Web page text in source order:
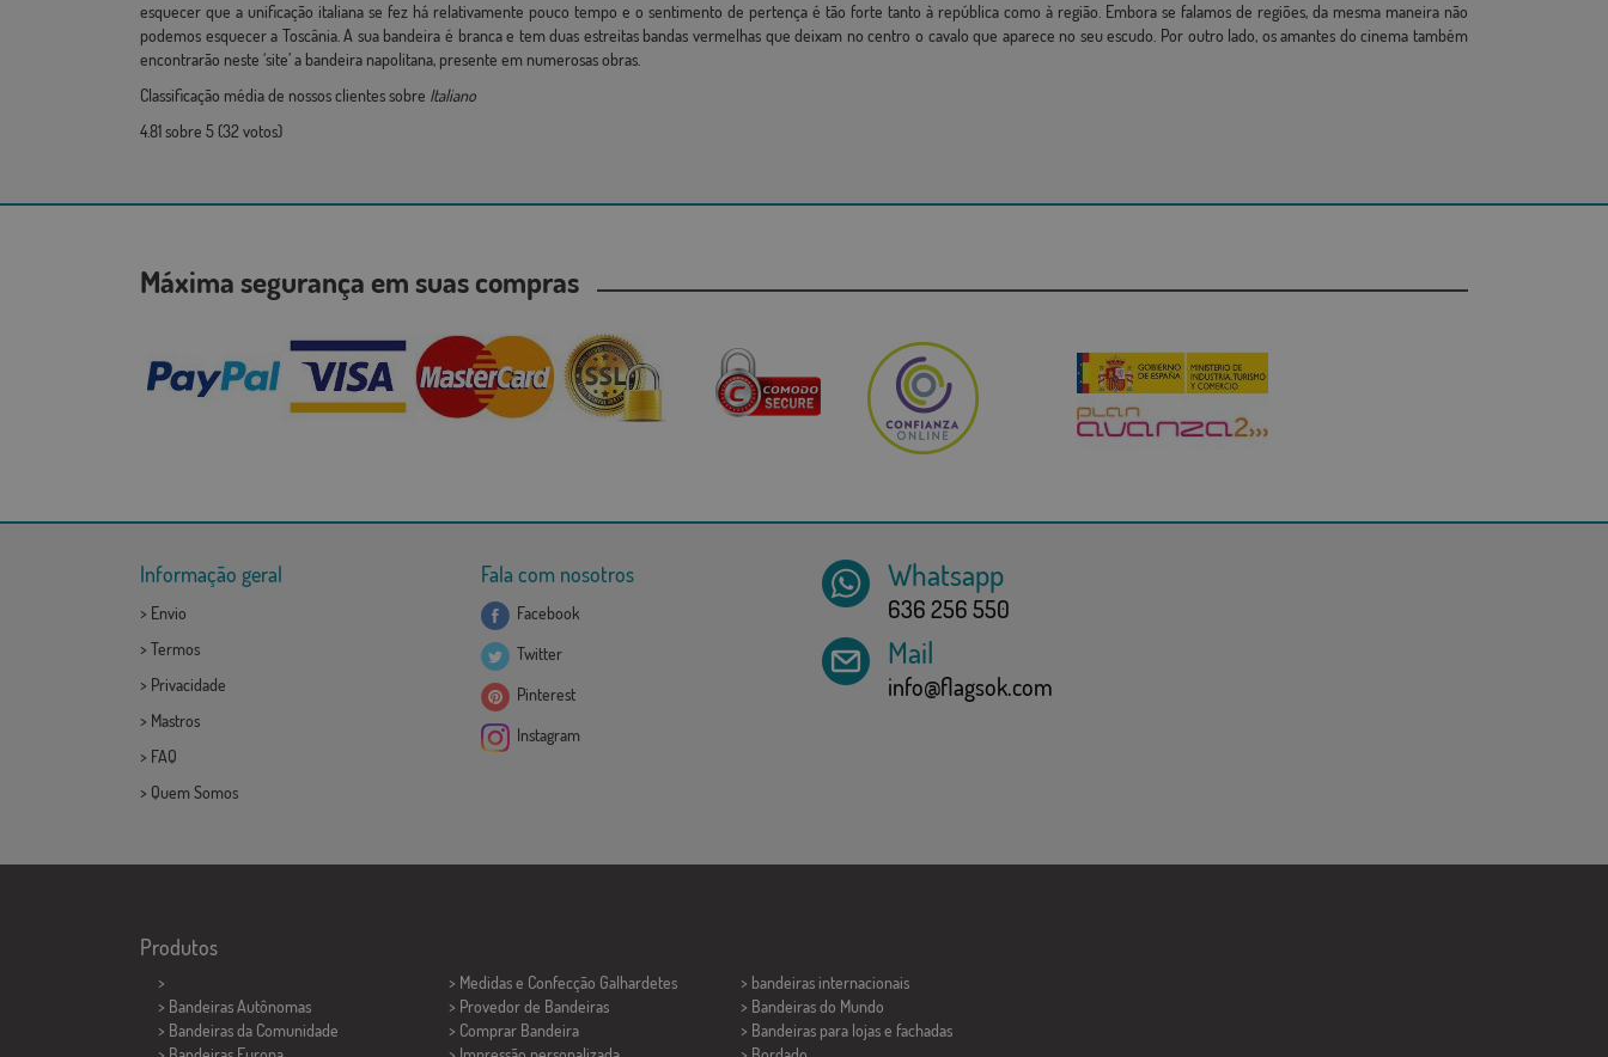
esquecer que a unificação italiana se fez há relativamente pouco tempo e o sentimento de pertença é tão forte tanto à república como à região. Embora se falamos de regiões, da mesma maneira não
podemos esquecer a Toscânia. A sua bandeira é branca e tem duas estreitas bandas vermelhas que deixam no centro o cavalo que aparece no seu escudo. Por outro lado, os amantes do cinema também
encontrarão neste ‘site’ a bandeira napolitana, presente em numerosas obras.
Classificação média de nossos clientes sobre Italiano
4.81sobre 5 (32 votos)
Máxima segurança em suas compras
Informação geral
> Envio
> Termos
> Privacidade
> Mastros
> FAQ
> Quem Somos
Fala com nosotros
Facebook
Twitter
Pinterest
Instagram
Whatsapp
636 256 550
Mail
info@flagsok.com
Produtos
>
> Bandeiras Autônomas
> Bandeiras da Comunidade
> Medidas e Confecção Galhardetes
> Provedor de Bandeiras
> Comprar Bandeira
> bandeiras internacionais
> Bandeiras do Mundo
> Bandeiras para lojas e fachadas